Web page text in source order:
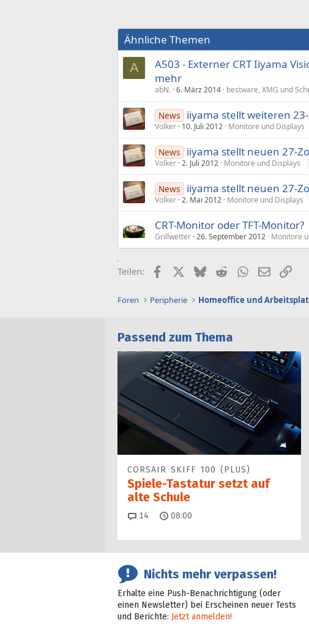
Ähnliche Themen
A
A503 - Externer CRT Iiyama
mehr
abN. 6. März 2014 bestware, XMG und
News iiyama stellt weiteren 23-
Volker 10. Juli 2012 Monitore und Displays
News iiyama stellt neuen 27-
Volker 2. Juli 2012 Monitore und Displays
News iiyama stellt neuen 27-
Volker 2. Mai 2012 Monitore und Displays
CRT-Monitor oder TFT-Monitor?
Grillwetter 26. September 2012 Monitore
Teilen: FacebookX (Twitter)
BlueskyRedditWhatsApp
E-MailLink
Foren Peripherie Homeoffice und
Passend zum Thema
CORSAIR SKIFF 100 (PLUS)
Spiele-Tastatur setzt auf
alte Schule
14 Kommentare
08:00
Nichts mehr verpassen!
Erhalte eine Push-Benachrichtigung (oder
einen Newsletter) bei Erscheinen neuer Tests
und Berichte: Jetzt anmelden!